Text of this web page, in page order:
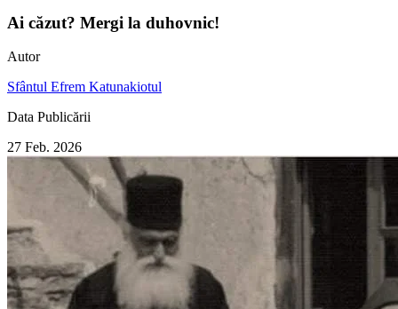
Ai căzut? Mergi la duhovnic!
Autor
Sfântul Efrem Katunakiotul
Data Publicării
27 Feb. 2026